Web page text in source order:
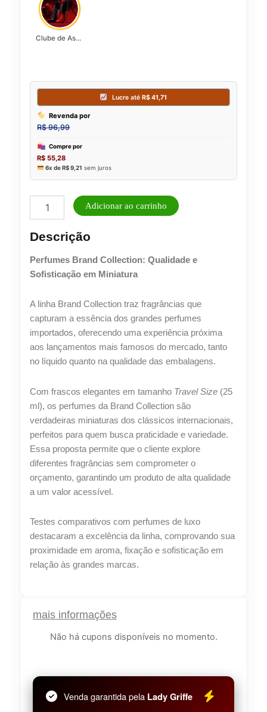
mais informações
Não há cupons disponíveis no momento.
Venda garantida pela Lady Griffe
Clube de Assinatura Lady Griffe
Lucre até
Revenda por
R$96,99
Compre por
R$55,28
Feminino
Collection
N°
159/816
Adicionar ao carrinho
Descrição
Perfumes Brand Collection: Qualidade e
Sofisticação em Miniatura
A linha Brand Collection traz fragrâncias que
capturam a essência dos grandes perfumes
importados, oferecendo uma experiência próxima
aos lançamentos mais famosos do mercado, tanto
no líquido quanto na qualidade das embalagens.
Com frascos elegantes em tamanho Travel Size (25
ml), os perfumes da Brand Collection são
verdadeiras miniaturas dos clássicos internacionais,
perfeitos para quem busca praticidade e variedade.
Essa proposta permite que o cliente explore
diferentes fragrâncias sem comprometer o
orçamento, garantindo um produto de alta qualidade
a um valor acessível.
Testes comparativos com perfumes de luxo
destacaram a excelência da linha, comprovando sua
proximidade em aroma, fixação e sofisticação em
relação às grandes marcas.